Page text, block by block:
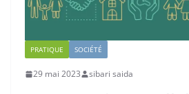
PRATIQUE SOCIÉTÉ
29 mai 2023 sibari saida